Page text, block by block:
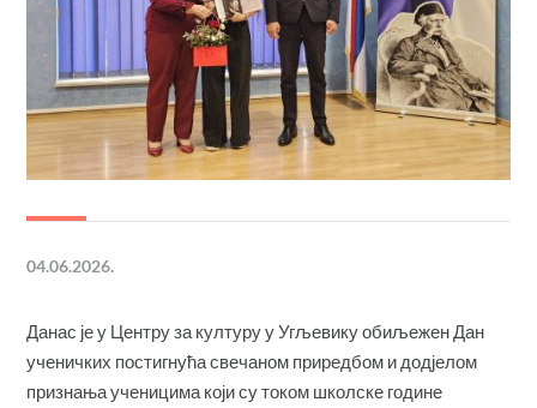
04.06.2026.
Данас је у Центру за културу у Угљевику обиљежен Дан
ученичких постигнућа свечаном приредбом и додјелом
признања ученицима који су током школске године